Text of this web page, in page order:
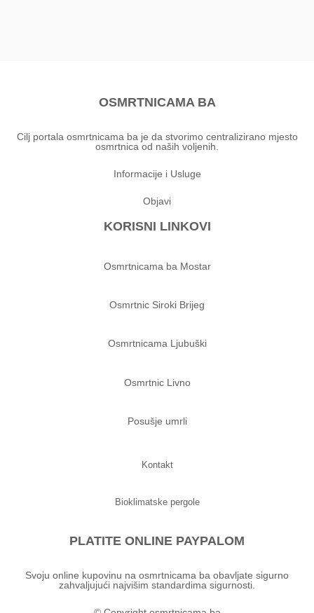
OSMRTNICAMA BA
Cilj portala osmrtnicama ba je da stvorimo centralizirano mjesto
osmrtnica od naših voljenih.
Informacije i Usluge
Objavi
KORISNI LINKOVI
Osmrtnicama ba Mostar
Osmrtnic Siroki Brijeg
Osmrtnicama Ljubuški
Osmrtnic Livno
Posušje umrli
Kontakt
Bioklimatske pergole
PLATITE ONLINE PAYPALOM
Svoju online kupovinu na osmrtnicama ba obavljate sigurno
zahvaljujući najvišim standardima sigurnosti.